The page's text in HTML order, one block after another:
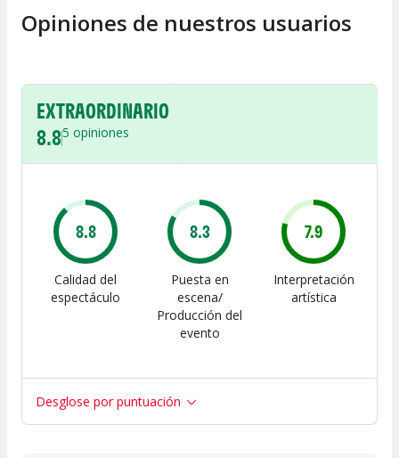
Opiniones de nuestros usuarios
EXTRAORDINARIO
8.85 opiniones
8.8
Calidad del
espectáculo
8.3
Puesta en
escena/
Producción del
evento
7.9
Interpretación
artística
Desglose por puntuación